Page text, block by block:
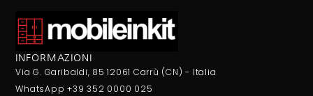
INFORMAZIONI
Via G. Garibaldi, 85 12061 Carrù (CN) - Italia
WhatsApp +39 352 0000 025